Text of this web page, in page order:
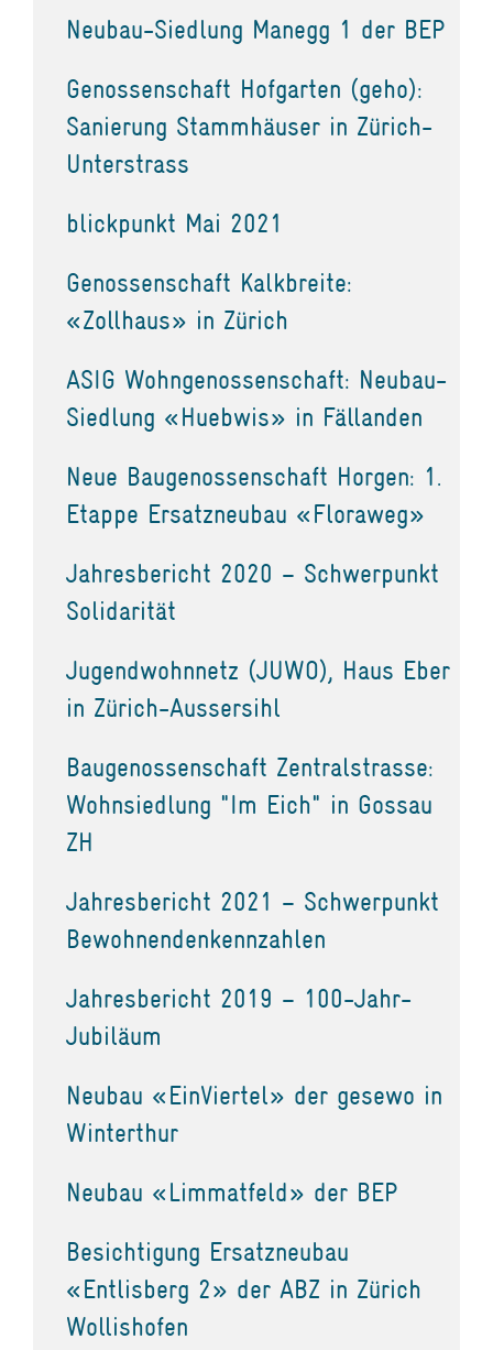
Neubau-Siedlung Manegg 1 der BEP
Genossenschaft Hofgarten (geho):
Sanierung Stammhäuser in Zürich-
Unterstrass
blickpunkt Mai 2021
Genossenschaft Kalkbreite:
«Zollhaus» in Zürich
ASIG Wohngenossenschaft: Neubau-
Siedlung «Huebwis» in Fällanden
Neue Baugenossenschaft Horgen: 1.
Etappe Ersatzneubau «Floraweg»
Jahresbericht 2020 – Schwerpunkt
Solidarität
Jugendwohnnetz (JUWO), Haus Eber
in Zürich-Aussersihl
Baugenossenschaft Zentralstrasse:
Wohnsiedlung "Im Eich" in Gossau
ZH
Jahresbericht 2021 – Schwerpunkt
Bewohnendenkennzahlen
Jahresbericht 2019 – 100-Jahr-
Jubiläum
Neubau «EinViertel» der gesewo in
Winterthur
Neubau «Limmatfeld» der BEP
Besichtigung Ersatzneubau
«Entlisberg 2» der ABZ in Zürich
Wollishofen